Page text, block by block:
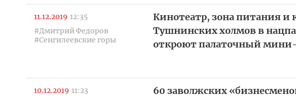
11.12.2019 12:35
#Дмитрий Федоров
#Сенгилеевские горы
Кинотеатр, зона питания
Тушнинских холмов в
откроют палаточный
10.12.2019 11:23
60 заволжских